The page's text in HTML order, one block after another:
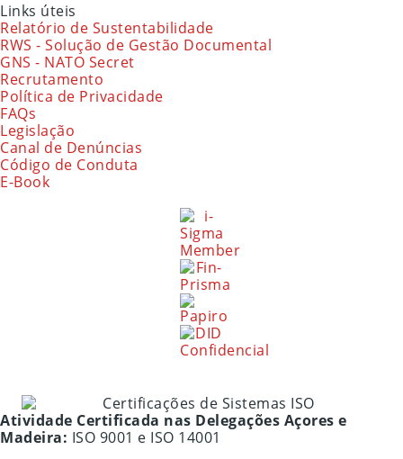
Links úteis
Relatório de Sustentabilidade
RWS - Solução de Gestão Documental
GNS - NATO Secret
Recrutamento
Política de Privacidade
FAQs
Legislação
Canal de Denúncias
Código de Conduta
E-Book
Atividade Certificada nas Delegações Açores e
Madeira: ISO 9001 e ISO 14001